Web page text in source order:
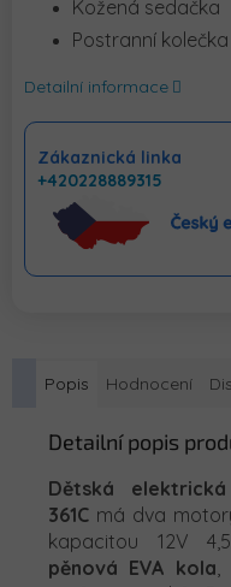
Kožená sedačka
Postranní kolečka
Detailní informace
Zákaznická linka
+420228889315
Popis Hodnocení
Detailní popis
Dětská
361C má dva
kapacitou 12V
pěnová EVA kola,